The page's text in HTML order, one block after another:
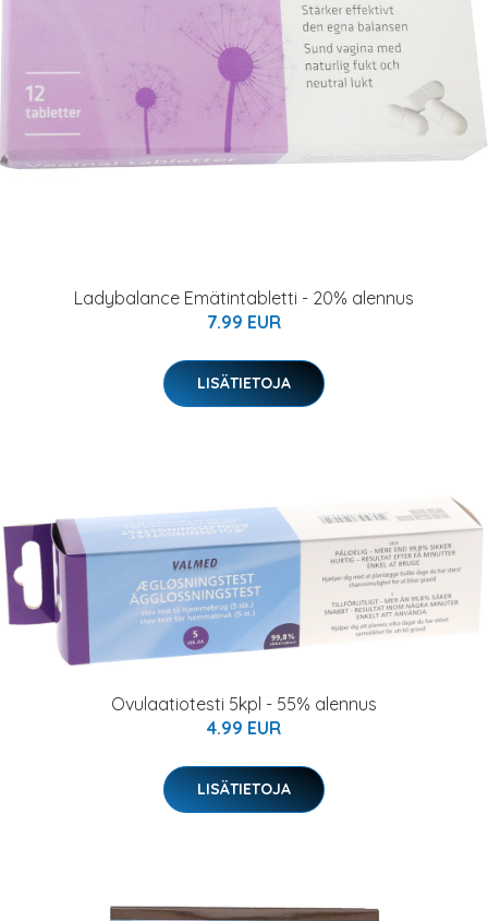
Ladybalance Emätintabletti - 20% alennus
7.99 EUR
LISÄTIETOJA
Ovulaatiotesti 5kpl - 55% alennus
4.99 EUR
LISÄTIETOJA